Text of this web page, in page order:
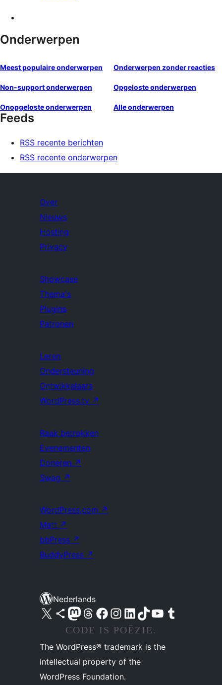
Onderwerpen
Meest populaire onderwerpen Onderwerpen zonder reacties
Non-support onderwerpen Opgeloste onderwerpen
Onopgeloste onderwerpen Alle onderwerpen
Feeds
RSS recente berichten
RSS recente onderwerpen
Over
Nieuws
Hosting
Privacy
Showcase
Thema's
Plugins
Patronen
Leren
Ondersteuning
Ontwikkelaars
WordPress.tv ↗
Raak betrokken
Evenementen
Doneren ↗
Swag ↗
WordPress.com ↗
Matt ↗
bbPress ↗
BuddyPress ↗
Nederlands
Bezoek ons X (voorheen Twitter) account
Bezoek ons Bluesky account
Bezoek ons Mastodon account
Bezoek ons Threads account
Onze Facebook pagina bezoeken
Bezoek ons Instagram account
Bezoek ons LinkedIn account
Bezoek ons TikTok account
Bezoek ons YouTube kanaalBezoek ons Tumblr account
CODE IS POËZIE.
The WordPress® trademark is the
intellectual property of the
WordPress Foundation.